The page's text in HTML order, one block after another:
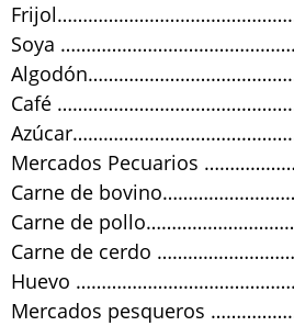
Soya
Café
Mercados Pecuarios
Carne de
Carne de
Carne de cerdo
Huevo
Mercados pesqueros